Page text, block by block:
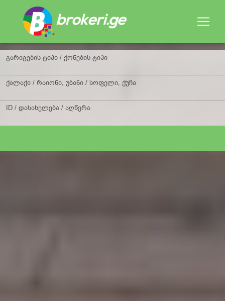
გარიგების ტიპი / ქონების ტიპი
ქალაქი / რაიონი, უბანი / სოფელი, ქუჩა
ID / დასახელება / აღწერა